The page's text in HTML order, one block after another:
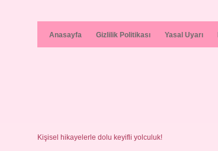
Anasayfa Gizlilik Politikası Yasal Uyarı
Kişisel hikayelerle dolu keyifli yolculuk!